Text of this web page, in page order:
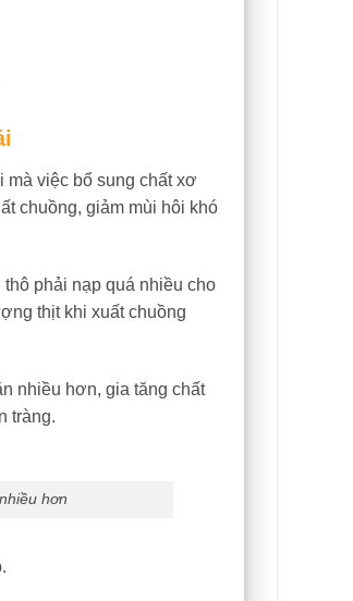
việc bổ sung chất xơ
chuồng, giảm mùi hôi khó
phải nạp quá nhiều cho
thịt khi xuất chuồng
nhiều hơn, gia tăng chất
tràng.
hơn